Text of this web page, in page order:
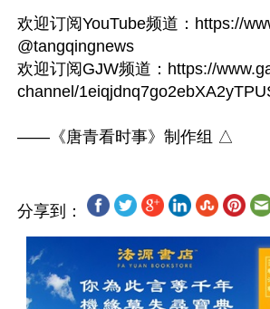
欢迎订阅YouTube频道：https://
@tangqingnews
欢迎订阅GJW频道：https://
channel/
分享到：